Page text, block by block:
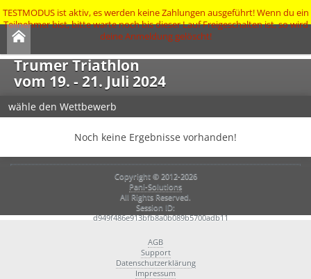
TESTMODUS ist aktiv, es werden keine Zahlungen ausgeführt! Wenn du ein
Teilnehmer bist, bitte warte noch bis dieser Lauf Freigeschalten ist, so wird
deine Anmeldung gelöscht!
Trumer Triathlon
vom 19. - 21. Juli 2024
wähle den Wettbewerb
Noch keine Ergebnisse vorhanden!
Copyright © 2012-2026
Pani-Solutions
All Rights Reserved.
Session ID:
d949f486e913bfb8a0b089b5700adb11
AGB
Support
Datenschutzerklärung
Impressum